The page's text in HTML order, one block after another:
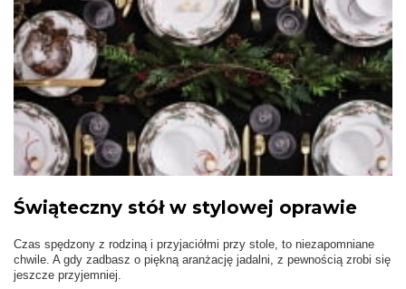
Świąteczny stół w stylowej oprawie
Czas spędzony z rodziną i przyjaciółmi przy stole, to niezapomniane
chwile. A gdy zadbasz o piękną aranżację jadalni, z pewnością zrobi się
jeszcze przyjemniej.